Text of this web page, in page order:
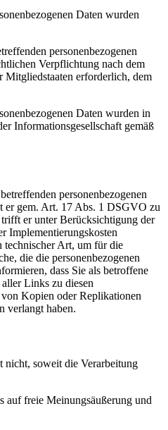
Daten wurden
personenbezogenen
Verpflichtung nach dem
Mitgliedstaaten erforderlich, dem
Daten wurden in
Informationsgesellschaft gemäß
personenbezogenen
er gem. Art. 17 Abs. 1 DSGVO zu
er unter Berücksichtigung der
Implementierungskosten
technischer Art, um für die
die die personenbezogenen
dass Sie als betroffene
Links zu diesen
Kopien oder Replikationen
verlangt haben.
nicht, soweit die Verarbeitung
freie Meinungsäußerung und